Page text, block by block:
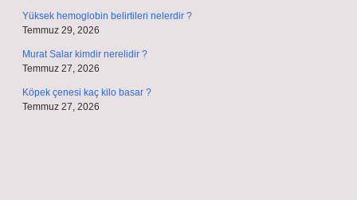
Yüksek hemoglobin belirtileri nelerdir ?
Temmuz 29, 2026
Murat Salar kimdir nerelidir ?
Temmuz 27, 2026
Köpek çenesi kaç kilo basar ?
Temmuz 27, 2026